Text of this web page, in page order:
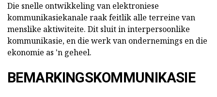
Die snelle ontwikkeling van elektroniese
kommunikasiekanale raak feitlik alle terreine van
menslike aktiwiteite. Dit sluit in interpersoonlike
kommunikasie, en die werk van ondernemings en die
ekonomie as 'n geheel.
BEMARKINGSKOMMUNIKASIE